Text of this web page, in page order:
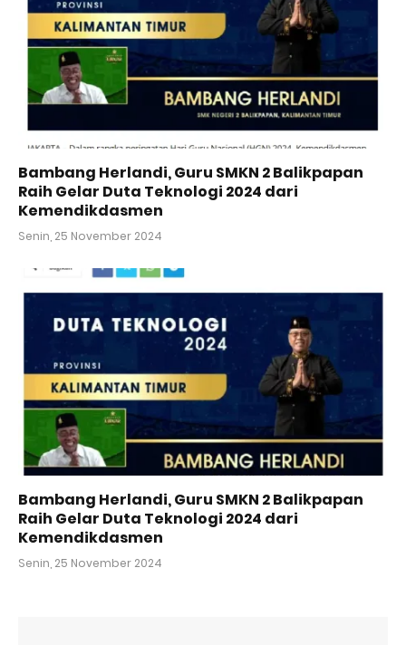
Bambang Herlandi, Guru SMKN 2 Balikpapan
Raih Gelar Duta Teknologi 2024 dari
Kemendikdasmen
Senin, 25 November 2024
Bambang Herlandi, Guru SMKN 2 Balikpapan
Raih Gelar Duta Teknologi 2024 dari
Kemendikdasmen
Senin, 25 November 2024